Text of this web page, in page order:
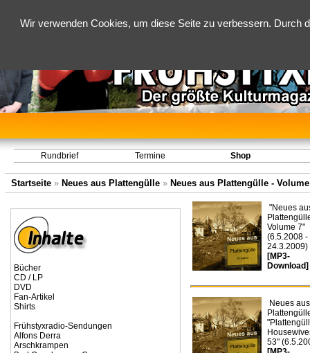
Wir verwenden Cookies, um diese Seite zu verbessern.
Rundbrief Termine Shop
Startseite » Neues aus Plattengülle » Neues aus Plattengülle - Volume
Bücher
CD / LP
DVD
Fan-Artikel
Shirts
Frühstyxradio-Sendungen
Alfons Derra
Arschkrampen
"Neues
Volume 7"
(6.5.2008 -
24.3.2009)
[MP3-
Download]
Neues aus
53"